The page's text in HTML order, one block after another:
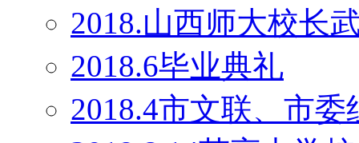
2018.山西师大校长
2018.6毕业典礼
2018.4市文联、市